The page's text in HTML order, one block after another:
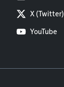
X (Twitter)
YouTube